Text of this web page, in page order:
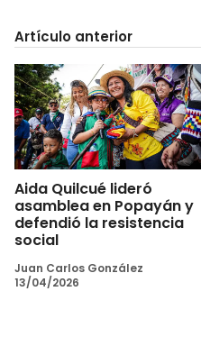
Artículo anterior
Aida Quilcué lideró
asamblea en Popayán y
defendió la resistencia
social
Juan Carlos González
13/04/2026